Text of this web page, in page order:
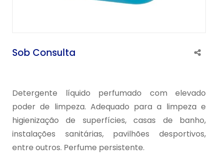
Sob Consulta
Detergente líquido perfumado com elevado
poder de limpeza. Adequado para a limpeza e
higienização de superfícies, casas de banho,
instalações sanitárias, pavilhões desportivos,
entre outros. Perfume persistente.